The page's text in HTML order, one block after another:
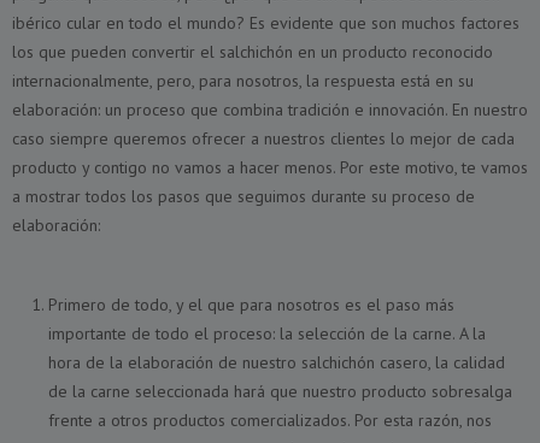
ibérico cular en todo el mundo? Es evidente que son muchos factores
los que pueden convertir el salchichón en un producto reconocido
internacionalmente, pero, para nosotros, la respuesta está en su
elaboración: un proceso que combina tradición e innovación. En nuestro
caso siempre queremos ofrecer a nuestros clientes lo mejor de cada
producto y contigo no vamos a hacer menos. Por este motivo, te vamos
a mostrar todos los pasos que seguimos durante su proceso de
elaboración:
Primero de todo, y el que para nosotros es el paso más
importante de todo el proceso: la selección de la carne. A la
hora de la elaboración de nuestro salchichón casero, la calidad
de la carne seleccionada hará que nuestro producto sobresalga
frente a otros productos comercializados. Por esta razón, nos